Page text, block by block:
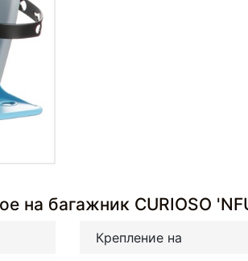
на багажник CURIOSO
Крепление на